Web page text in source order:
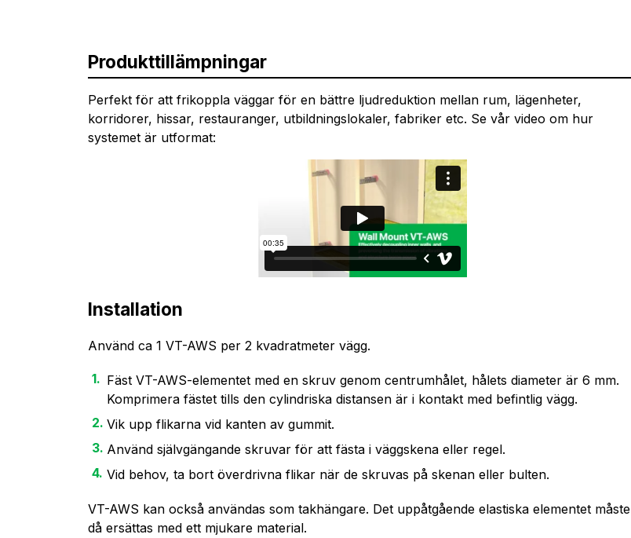
Produkttillämpningar
Perfekt för att frikoppla väggar för en bättre ljudreduktion mellan rum, lägenheter,
korridorer, hissar, restauranger, utbildningslokaler, fabriker etc. Se vår video om hur
systemet är utformat:
Installation
Använd ca 1 VT-AWS per 2 kvadratmeter vägg.
Fäst VT-AWS-elementet med en skruv genom centrumhålet, hålets diameter är 6 mm.
Komprimera fästet tills den cylindriska distansen är i kontakt med befintlig vägg.
Vik upp flikarna vid kanten av gummit.
Använd självgängande skruvar för att fästa i väggskena eller regel.
Vid behov, ta bort överdrivna flikar när de skruvas på skenan eller bulten.
VT-AWS kan också användas som takhängare. Det uppåtgående elastiska elementet måste
då ersättas med ett mjukare material.